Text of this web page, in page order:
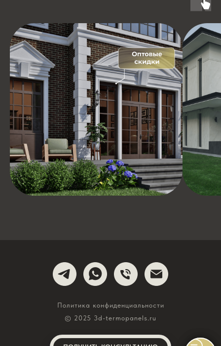
Политика конфиденциальности
© 2025 3d-termopanels.ru